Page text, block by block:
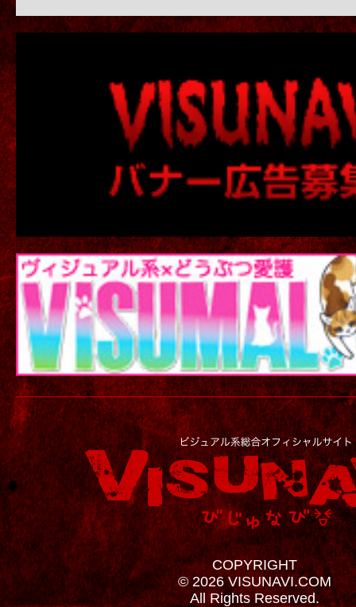
COPYRIGHT
© 2026 VISUNAVI.COM
All Rights Reserved.